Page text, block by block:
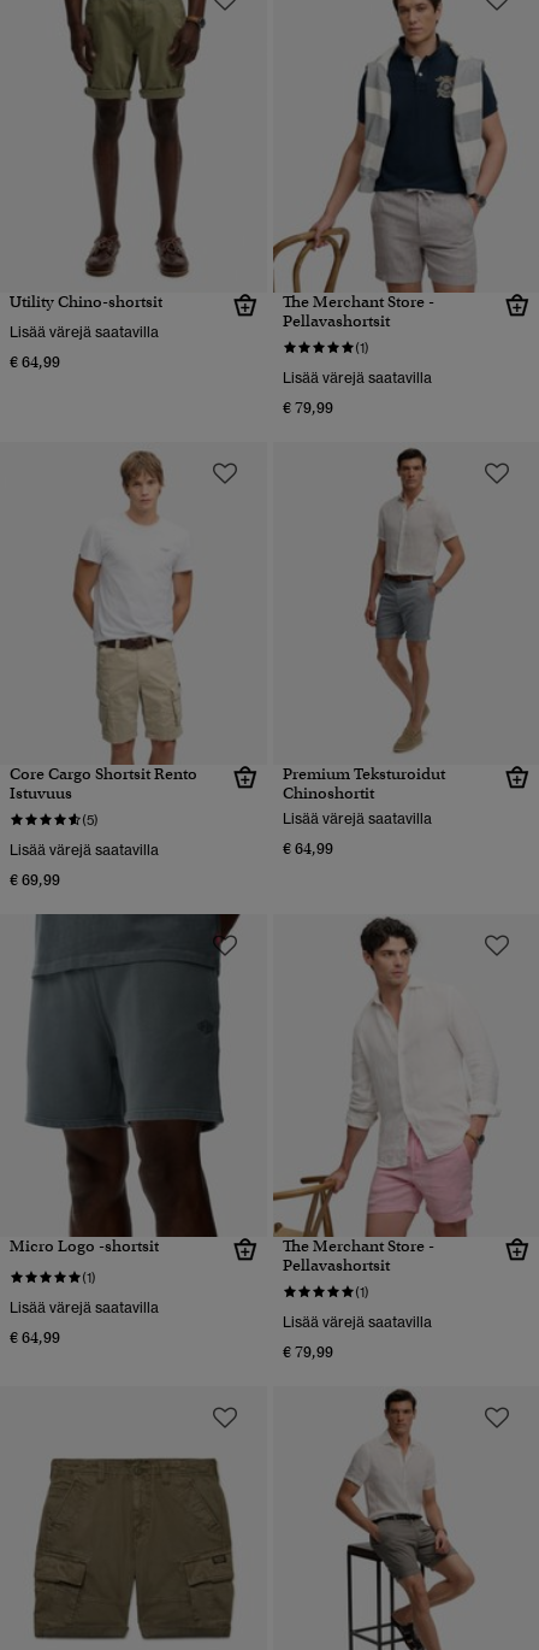
Utility Chino-shortsit
Lisää värejä saatavilla
€ 64,99
The Merchant Store -
Pellavashortsit
(1)
Lisää värejä saatavilla
€ 79,99
Core Cargo Shortsit Rento
Istuvuus
(5)
Lisää värejä saatavilla
€ 69,99
Premium Teksturoidut
Chinoshortit
Lisää värejä saatavilla
€ 64,99
Micro Logo -shortsit
(1)
Lisää värejä saatavilla
€ 64,99
The Merchant Store -
Pellavashortsit
(1)
Lisää värejä saatavilla
€ 79,99